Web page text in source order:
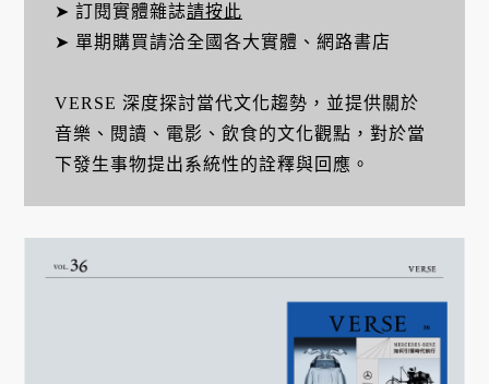
➤ 訂閱實體雜誌請按此
➤ 單期購買請洽全國各大實體、網路書店
VERSE 深度探討當代文化趨勢，並提供關於
音樂、閱讀、電影、飲食的文化觀點，對於當
下發生事物提出系統性的詮釋與回應。